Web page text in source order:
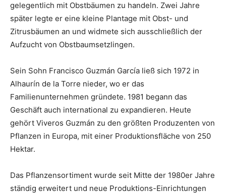
gelegentlich mit Obstbäumen zu handeln. Zwei Jahre
später legte er eine kleine Plantage mit Obst- und
Zitrusbäumen an und widmete sich ausschließlich der
Aufzucht von Obstbaumsetzlingen.
Sein Sohn Francisco Guzmán García ließ sich 1972 in
Alhaurín de la Torre nieder, wo er das
Familienunternehmen gründete. 1981 begann das
Geschäft auch international zu expandieren. Heute
gehört Viveros Guzmán zu den größten Produzenten von
Pflanzen in Europa, mit einer Produktionsfläche von 250
Hektar.
Das Pflanzensortiment wurde seit Mitte der 1980er Jahre
ständig erweitert und neue Produktions-Einrichtungen